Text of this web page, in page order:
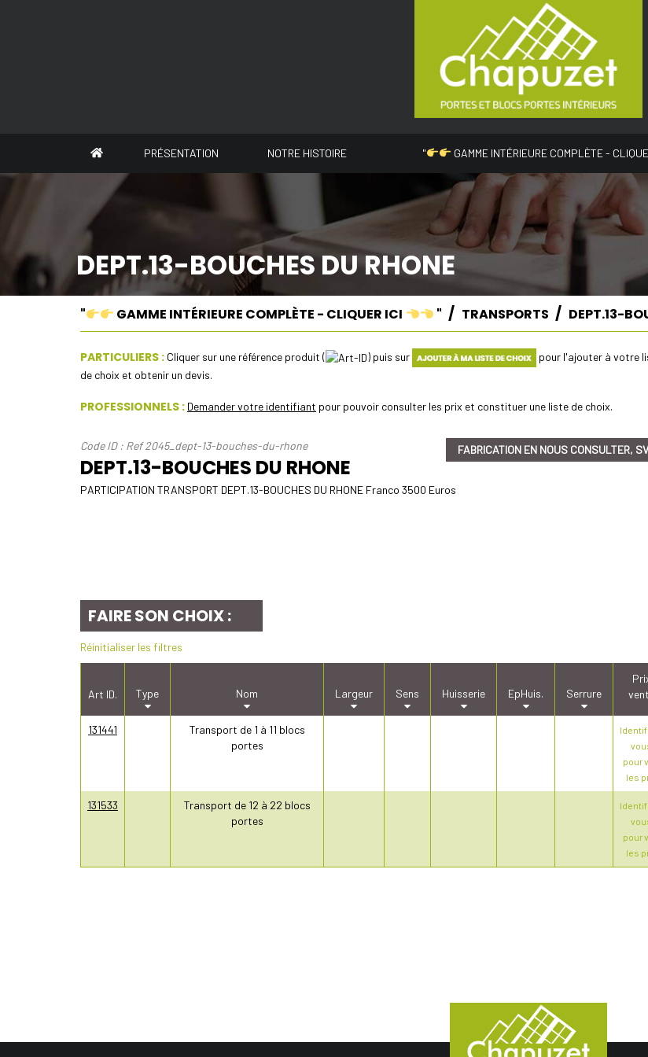
PRÉSENTATION NOTRE HISTOIRE " GAMME INTÉRIEURE COMPLÈTE -
DEPT.13-BOUCHES DU RHONE
" GAMME INTÉRIEURE COMPLÈTE - CLIQUER ICI " TRANSPORTS DEPT.13-
PARTICULIERS : Cliquer sur une référence produit ( ) puis sur
pour l'ajouter à votre
de choix et obtenir un devis.
PROFESSIONNELS : Demander votre identifiant pour pouvoir consulter les prix et constituer une liste de choix.
Code ID : Ref 2045_dept-13-bouches-du-rhone
DEPT.13-BOUCHES DU RHONE
FABRICATION EN NOUS CONSULTER,
PARTICIPATION TRANSPORT DEPT.13-BOUCHES DU RHONE Franco 3500 Euros
FAIRE SON CHOIX :
Réinitialiser les filtres
Art ID. Type Nom Largeur Sens Huisserie EpHuis. Serrure
131441
Transport de 1 à 11 blocs
portes
pour
les
131533
Transport de 12 à 22 blocs
portes
pour
les